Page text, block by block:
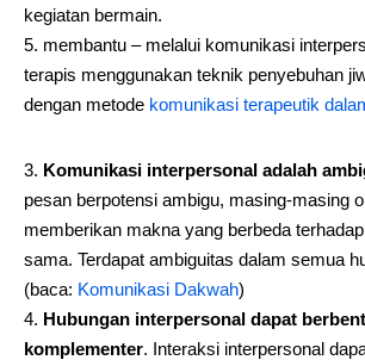
kegiatan bermain.
membantu – melalui komunikasi
terapis menggunakan teknik penyebuhan
dengan metode komunikasi terapeutik
Komunikasi interpersonal adalah
pesan berpotensi ambigu, masing-masing
memberikan makna yang berbeda
sama. Terdapat ambiguitas dalam semua
(baca: Komunikasi Dakwah)
Hubungan interpersonal dapat
komplementer. Interaksi interpersonal